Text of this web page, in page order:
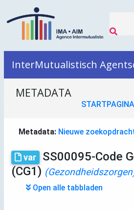
InterMutualistisch
METADATA
STARTPAGINA
Metadata: Nieuwe
var
SS00095-Code
(CG1)
Open alle tabbladen